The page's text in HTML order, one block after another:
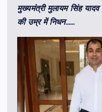
मुख्यमंत्री मुलायम सिंह
की उम्र में निधन……